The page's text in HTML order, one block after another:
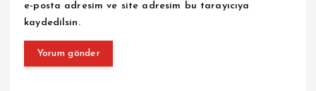
e-posta adresim ve site adresim bu tarayıcıya
kaydedilsin.